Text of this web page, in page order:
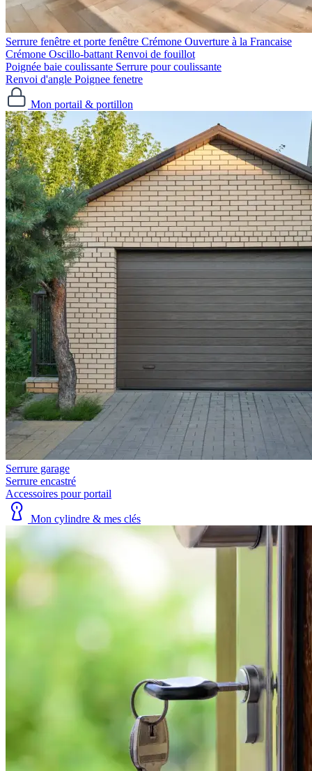
Serrure fenêtre et porte fenêtre Crémone Ouverture à la Francaise
Crémone Oscillo-battant Renvoi de fouillot
Poignée baie coulissante Serrure pour coulissante
Renvoi d'angle Poignee fenetre
Mon portail & portillon
Serrure garage
Serrure encastré
Accessoires pour portail
Mon cylindre & mes clés